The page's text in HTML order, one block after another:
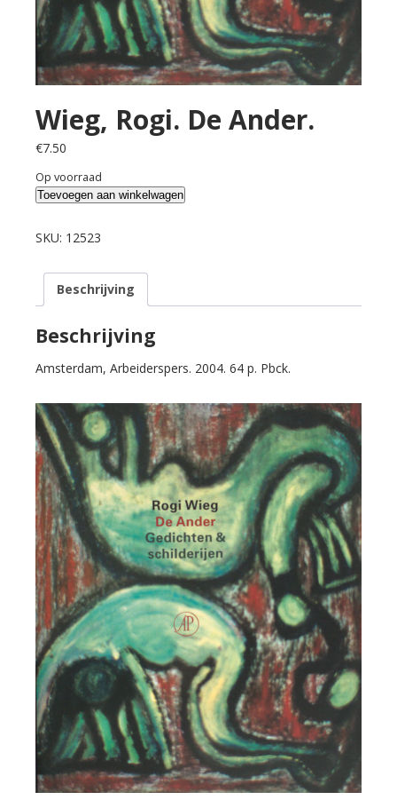
Wieg, Rogi. De Ander.
€7.50
Op voorraad
Wieg,
De
aantal
Toevoegen aan winkelwagen
SKU: 12523
Beschrijving
Beschrijving
Amsterdam, Arbeiderspers. 2004. 64 p. Pbck.